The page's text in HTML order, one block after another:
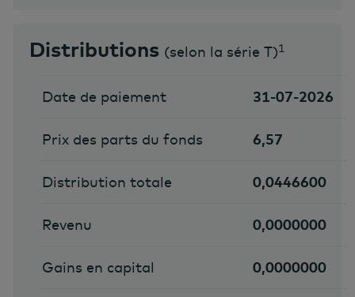
Distributions (selon la série T)1
Date de paiement 31-07-2026
Prix des parts du fonds 6,57
Distribution totale 0,0446600
Revenu 0,0000000
Gains en capital 0,0000000